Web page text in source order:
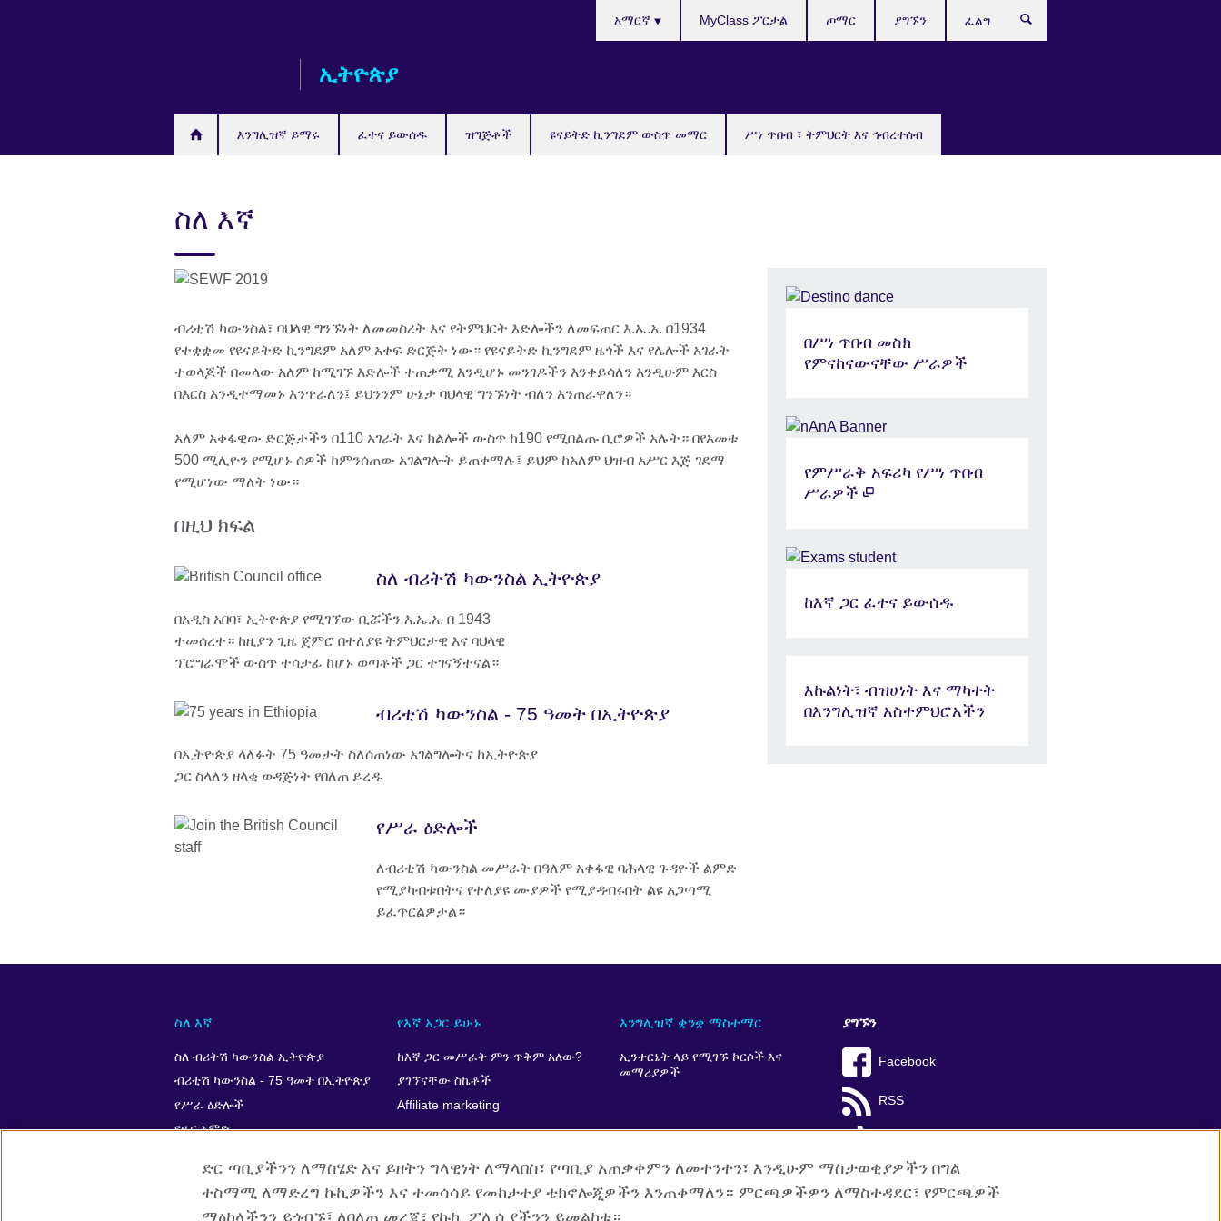
ኢትዮጵያ
እንግሊዝኛ ይማሩ ፈተና ይውሰዱ ዝግጅቶች ዩናይትድ ኪንግደም ውስጥ መማር ሥነ ጥበብ ፣ ትምህርት እና ኅብረተሰብ
አማርኛ MyClass ፖርታል ጦማር ያግኙን
ስለ እኛ
ብሪቲሽ ካውንስል፣ ባህላዊ ግንኙነት ለመመስረት እና የትምህርት እድሎችን ለመፍጠር እ.ኤ.አ. በ1934
የተቋቋመ የዩናይትድ ኪንግደም አለም አቀፍ ድርጅት ነው። የዩናይትድ ኪንግደም ዜጎች እና የሌሎች አገራት
ተወላጆች በመላው አለም ከሚገኙ እድሎች ተጠቃሚ እንዲሆኑ መንገዶችን እንቀይሳለን እንዲሁም እርስ
በእርስ እንዲተማመኑ እንጥራለን፤ ይህንንም ሁኔታ ባህላዊ ግንኙነት ብለን እንጠራዋለን።
አለም አቀፋዊው ድርጅታችን በ110 አገራት እና ክልሎች ውስጥ ከ190 የሚበልጡ ቢሮዎች አሉት። በየአመቱ
500 ሚሊዮን የሚሆኑ ሰዎች ከምንሰጠው አገልግሎት ይጠቀማሉ፤ ይህም ከአለም ህዝብ አሥር እጅ ገደማ
የሚሆነው ማለት ነው።
በዚህ ክፍል
ስለ ብሪትሽ ካውንስል ኢትዮጵያ
በአዲስ አበባ፣ ኢትዮጵያ የሚገኘው ቢሯችን እ.ኤ.አ. በ 1943
ተመሰረተ። ከዚያን ጊዜ ጀምሮ በተለያዩ ትምህርታዊ እና ባህላዊ
ፕሮግራሞች ውስጥ ተሳታፊ ከሆኑ ወጣቶች ጋር ተገናኝተናል።
ብሪቲሽ ካውንስል - 75 ዓመት በኢትዮጵያ
በኢትዮጵያ ላለፉት 75 ዓመታት ስለሰጠነው አገልግሎትና ከኢትዮጵያ
ጋር ስላለን ዘላቂ ወዳጅነት የበለጠ ይረዱ
የሥራ ዕድሎች
ለብሪቲሽ ካውንስል መሥራት በዓለም አቀፋዊ ባሕላዊ ጉዳዮች ልምድ
የሚያካብቱበትና የተለያዩ ሙያዎች የሚያዳብሩበት ልዩ አጋጣሚ
ይፈጥርልዎታል።
በሥነ ጥበብ መስክ
የምናከናውናቸው ሥራዎች
የምሥራቅ አፍሪካ የሥነ ጥበብ
ሥራዎች
ከእኛ ጋር ፈተና ይውሰዱ
እኩልነት፣ ብዝሀነት እና ማካተት
በእንግሊዝኛ አስተምህሮአችን
ስለ እኛ
ስለ ብሪትሽ ካውንስል ኢትዮጵያ
ብሪቲሽ ካውንስል - 75 ዓመት በኢትዮጵያ
የሥራ ዕድሎች
የዜና አምድ
የእኛ አጋር ይሁኑ
ከእኛ ጋር መሥራት ምን ጥቅም አለው?
ያገኘናቸው ስኬቶች
Affiliate marketing
እንግሊዝኛ ቋንቋ ማስተማር
ኢንተርኔት ላይ የሚገኙ ኮርሶች እና
መማሪያዎች
ያግኙን
Facebook
RSS
ድር ጣቢያችንን ለማስሄድ እና ይዘትን ግላዊነት ለማላበስ፣ የጣቢያ አጠቃቀምን ለመተንተን፣ እንዲሁም ማስታወቂያዎችን በግል
ተስማሚ ለማድረግ ኩኪዎችን እና ተመሳሳይ የመከታተያ ቴክኖሎጂዎችን እንጠቀማለን። ምርጫዎችዎን ለማስተዳደር፣ የምርጫዎች
ማዕከላችንን ይጎብኙ፤ ለበለጠ መረጃ፣ የኩኪ ፖሊሲያችንን ይመልከቱ።